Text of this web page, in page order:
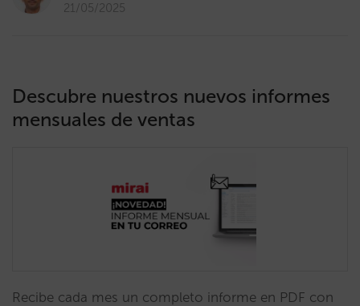
21/05/2025
Descubre nuestros nuevos informes
mensuales de ventas
Recibe cada mes un completo informe en PDF con